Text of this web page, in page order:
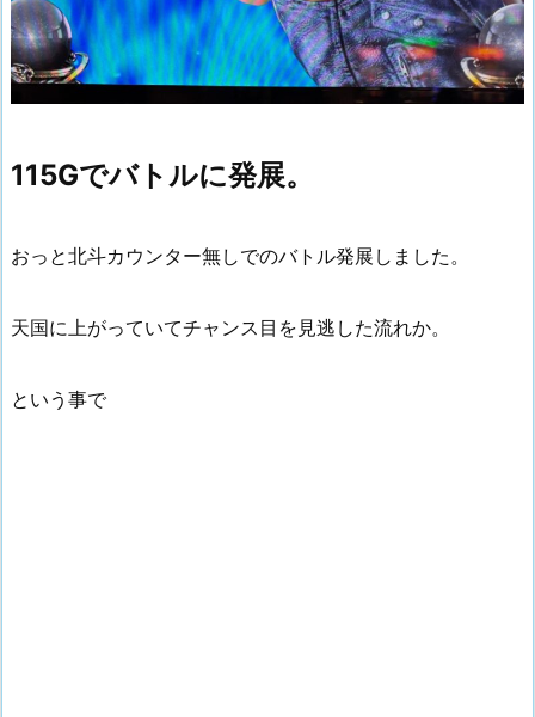
115Gでバトルに発展。
おっと北斗カウンター無しでのバトル発展しました。
天国に上がっていてチャンス目を見逃した流れか。
という事で